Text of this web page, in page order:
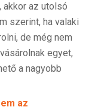
akkor az utolsó
szerint, ha valaki
de még nem
egyet,
a nagyobb
az